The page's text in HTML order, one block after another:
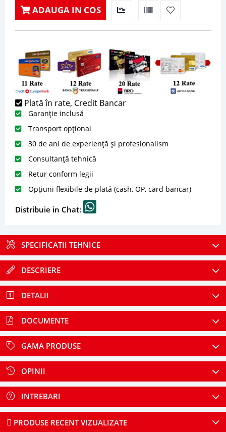
ADAUGA IN COS
Plată în rate, Credit Bancar
Garanție inclusă
Transport opțional
30 de ani de experiență și profesionalism
Consultanță tehnică
Retur conform legii
Opțiuni flexibile de plată (cash, OP, card bancar)
Distribuie in Chat:
SPECIFICATII TEHNICE
DESCRIERE
DETALII
DOCUMENTE
GAMA PRODUSE
OPINII
INTREBARI
PRODUSE RECENT VIZUALIZATE